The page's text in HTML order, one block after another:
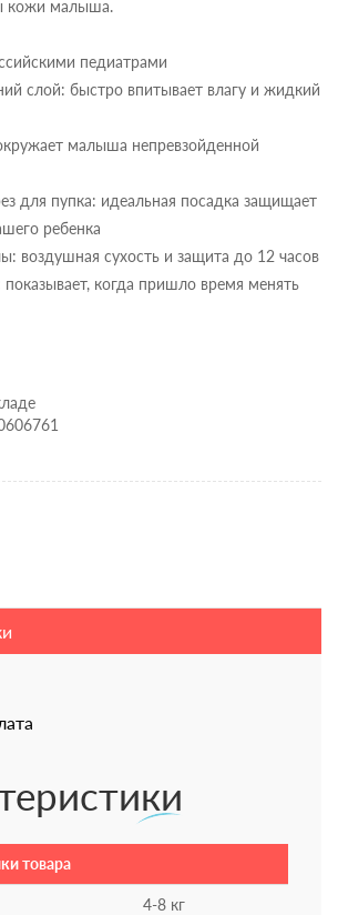
кожи малыша.
педиатрами
слой: быстро впитывает влагу и жидкий
малыша непревзойденной
для пупка: идеальная посадка защищает
ребенка
воздушная сухость и защита до 12 часов
когда пришло время менять
товара
4-8 кг